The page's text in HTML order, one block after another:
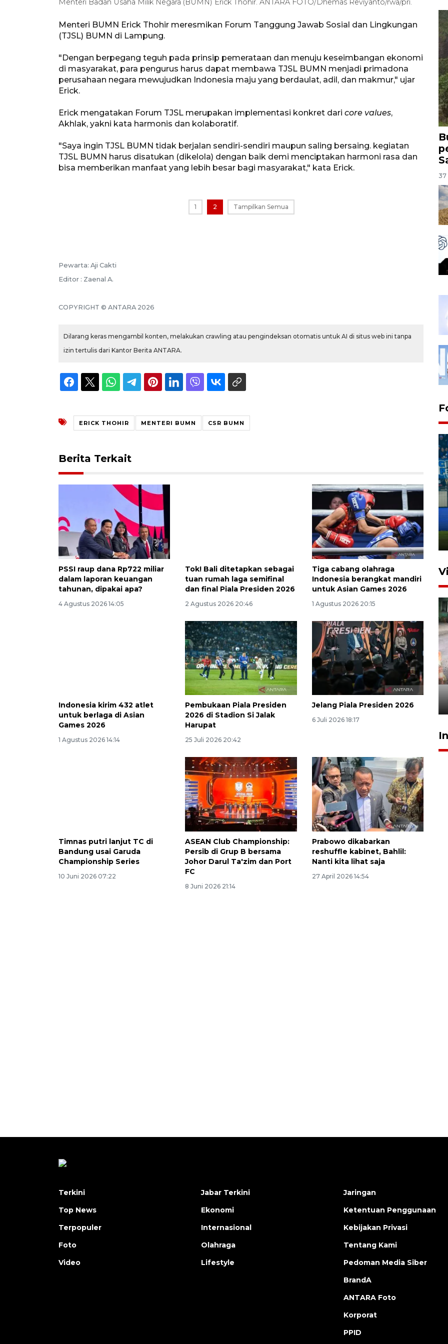
Menteri Badan Usaha Milik Negara (BUMN) Erick Thohir. ANTARA FOTO/Dhemas Reviyanto/rwa/pri.
Menteri BUMN Erick Thohir meresmikan Forum Tanggung Jawab Sosial dan Lingkungan
(TJSL) BUMN di Lampung.
"Dengan berpegang teguh pada prinsip pemerataan dan menuju keseimbangan ekonomi
di masyarakat, para pengurus harus dapat membawa TJSL BUMN menjadi primadona
perusahaan negara mewujudkan Indonesia maju yang berdaulat, adil, dan makmur," ujar
Erick.
Erick mengatakan Forum TJSL merupakan implementasi konkret dari core values,
Akhlak, yakni kata harmonis dan kolaboratif.
"Saya ingin TJSL BUMN tidak berjalan sendiri-sendiri maupun saling bersaing. kegiatan
TJSL BUMN harus disatukan (dikelola) dengan baik demi menciptakan harmoni rasa dan
bisa memberikan manfaat yang lebih besar bagi masyarakat," kata Erick.
1 2 Tampilkan Semua
Pewarta: Aji Cakti
Editor : Zaenal A.
COPYRIGHT © ANTARA 2026
Dilarang keras mengambil konten, melakukan crawling atau pengindeksan otomatis untuk AI di situs web ini tanpa
izin tertulis dari Kantor Berita ANTARA.
ERICK THOHIR MENTERI BUMN CSR BUMN
Berita Terkait
PSSI raup dana Rp722 miliar
dalam laporan keuangan
tahunan, dipakai apa?
4 Agustus 2026 14:05
Tok! Bali ditetapkan sebagai
tuan rumah laga semifinal
dan final Piala Presiden 2026
2 Agustus 2026 20:46
Tiga cabang olahraga
Indonesia berangkat mandiri
untuk Asian Games 2026
1 Agustus 2026 20:15
Indonesia kirim 432 atlet
untuk berlaga di Asian
Games 2026
1 Agustus 2026 14:14
Pembukaan Piala Presiden
2026 di Stadion Si Jalak
Harupat
25 Juli 2026 20:42
Jelang Piala Presiden 2026
6 Juli 2026 18:17
Timnas putri lanjut TC di
Bandung usai Garuda
Championship Series
10 Juni 2026 07:22
ASEAN Club Championship:
Persib di Grup B bersama
Johor Darul Ta'zim dan Port
FC
8 Juni 2026 21:14
Prabowo dikabarkan
reshuffle kabinet, Bahlil:
Nanti kita lihat saja
27 April 2026 14:54
37
Penutupan latihan bela negara
dan manajerial SPPI di
Balikpapan
31 Juli 2026 18:01
Pigai: Penangkapan begal
tetap kewenangan aparat
penegak hukum
29 Juli 2026 00:31
Terkini
Top News
Terpopuler
Foto
Video
Jabar Terkini
Ekonomi
Internasional
Olahraga
Lifestyle
Jaringan
Ketentuan Penggunaan
Kebijakan Privasi
Tentang Kami
Pedoman Media Siber
BrandA
ANTARA Foto
Korporat
PPID